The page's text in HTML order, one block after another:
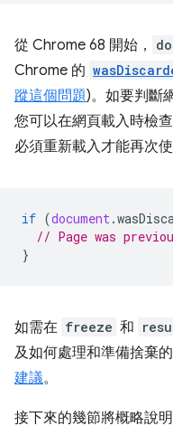
從 Chrome 68 開始，
Chrome 的
蹤這個問題)。如要判斷
您可以在網頁載入時檢
必須重新載入才能再次使
if (document .
// Page was
}
如需在 freeze 和
及如何處理和準備捨棄
建議。
接下來的幾節將概略說